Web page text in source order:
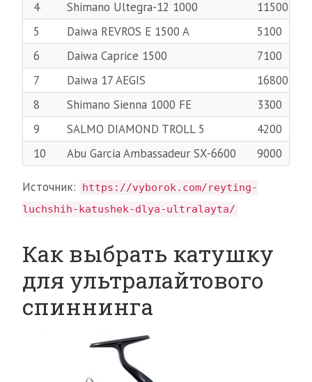
4
Shimano Ultegra-12 1000
11500
5
Daiwa REVROS E 1500 A
5100
6
Daiwa Caprice 1500
7100
7
Daiwa 17 AEGIS
16800
8
Shimano Sienna 1000 FE
3300
9
SALMO DIAMOND TROLL 5
4200
10
Abu Garcia Ambassadeur SX-6600 9000
Источник:
https://vyborok.com/reyting-
luchshih-katushek-dlya-ultralayta/
Как выбрать катушку
для ультралайтового
спиннинга